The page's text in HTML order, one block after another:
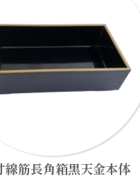
線筋長角箱黒天金本体